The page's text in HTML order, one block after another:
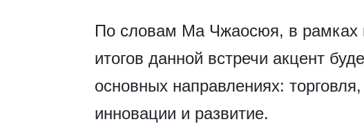
По словам Ма Чжаосюя, в рамках
итогов данной встречи акцент
основных направлениях:
инновации и развитие.